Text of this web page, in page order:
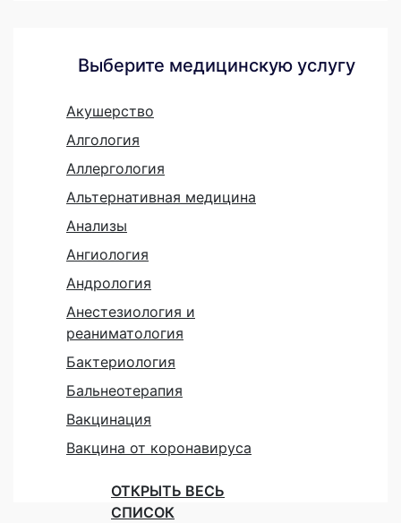
Выберите медицинскую услугу
Акушерство
Алгология
Аллергология
Альтернативная медицина
Анализы
Ангиология
Андрология
Анестезиология и
реаниматология
Бактериология
Бальнеотерапия
Вакцинация
Вакцина от коронавируса
ОТКРЫТЬ ВЕСЬ
СПИСОК